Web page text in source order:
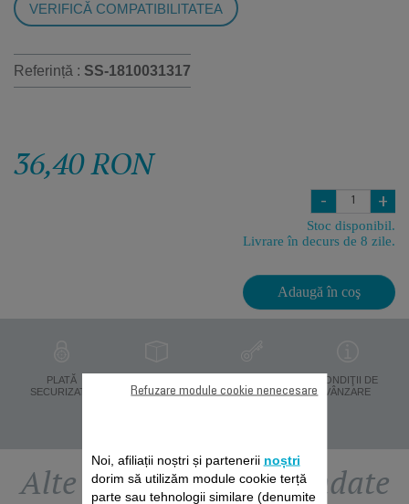
VERIFICĂ COMPATIBILITATEA
Referință : SS-1810031317
36,40 RON
- +
Stoc disponibil.
Livrare în decurs de 8 zile.
Adaugă în coş
PLATĂ
SECURIZATĂ
DATELOR
CONDIŢII DE
VÂNZARE
Alte accesorii recomandate
Noi, afiliații noștri și partenerii noștri
dorim să utilizăm module cookie terță
parte sau tehnologii similare (denumite
Refuzare module cookie nenecesare